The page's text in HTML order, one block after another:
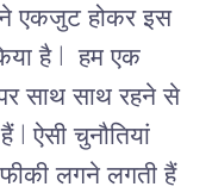
एकजुट होकर इस
है l  हम एक
साथ साथ रहने से
l ऐसी चुनौतियां
लगने लगती हैं